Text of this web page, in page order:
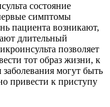
состояние
симптомы
пациента возникают,
длительный
позволяет
тот образ жизни, к
могут быть
привести к приступу